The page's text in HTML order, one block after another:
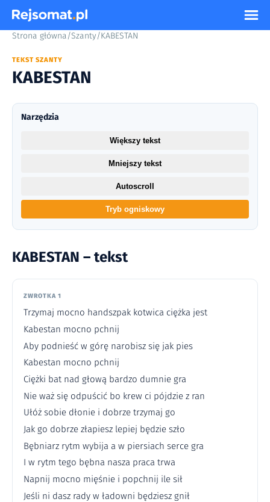
Strona główna/Szanty/KABESTAN
TEKST SZANTY
KABESTAN
KABESTAN – tekst
ZWROTKA 1
Trzymaj mocno handszpak kotwica ciężka jest
Kabestan mocno pchnij
Aby podnieść w górę narobisz się jak pies
Kabestan mocno pchnij
Ciężki bat nad głową bardzo dumnie gra
Nie waż się odpuścić bo krew ci pójdzie z ran
Ułóż sobie dłonie i dobrze trzymaj go
Jak go dobrze złapiesz lepiej będzie szło
Bębniarz rytm wybija a w piersiach serce gra
I w rytm tego bębna nasza praca trwa
Napnij mocno mięśnie i popchnij ile sił
Jeśli ni dasz rady w ładowni będziesz gnił
Narzędzia
Większy tekst
Mniejszy tekst
Autoscroll
Tryb ogniskowy